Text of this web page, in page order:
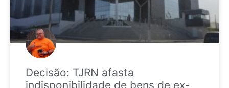
Decisão: TJRN afasta
indisponibilidade de bens de ex-